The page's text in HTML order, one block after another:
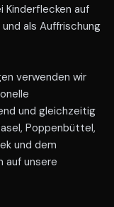
Kinderflecken auf
als Auffrischung
verwenden wir
und gleichzeitig
Poppenbüttel,
und dem
auf unsere